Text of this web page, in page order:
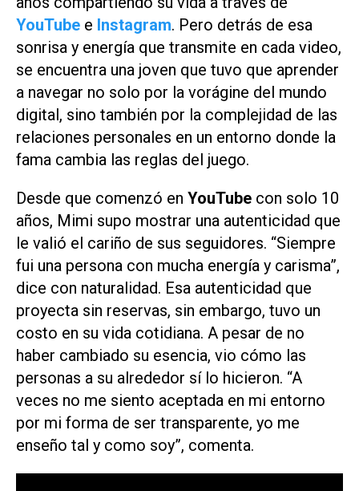
YouTube e Instagram. Pero detrás de esa
sonrisa y energía que transmite en cada video,
se encuentra una joven que tuvo que aprender
a navegar no solo por la vorágine del mundo
digital, sino también por la complejidad de las
relaciones personales en un entorno donde la
fama cambia las reglas del juego.
Desde que comenzó en YouTube con solo 10
años, Mimi supo mostrar una autenticidad que
le valió el cariño de sus seguidores. “Siempre
fui una persona con mucha energía y carisma”,
dice con naturalidad. Esa autenticidad que
proyecta sin reservas, sin embargo, tuvo un
costo en su vida cotidiana. A pesar de no
haber cambiado su esencia, vio cómo las
personas a su alrededor sí lo hicieron. “A
veces no me siento aceptada en mi entorno
por mi forma de ser transparente, yo me
enseño tal y como soy”, comenta.